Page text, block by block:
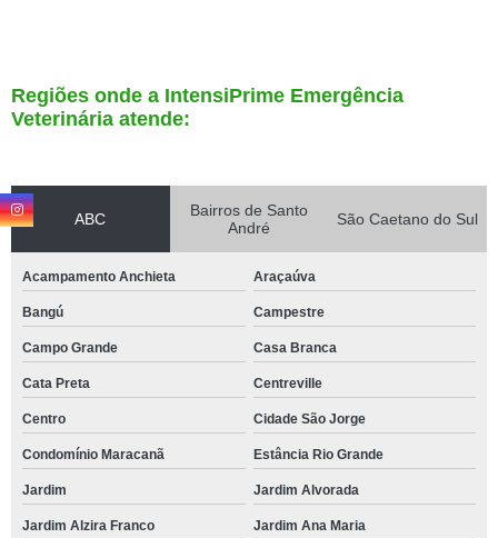
Regiões onde a IntensiPrime Emergência
Veterinária atende:
ABC
Bairros de Santo
André
São Caetano do Sul
Acampamento Anchieta Araçaúva
Bangú Campestre
Campo Grande Casa Branca
Cata Preta Centreville
Centro Cidade São Jorge
Condomínio Maracanã Estância Rio Grande
Jardim Jardim Alvorada
Jardim Alzira Franco Jardim Ana Maria